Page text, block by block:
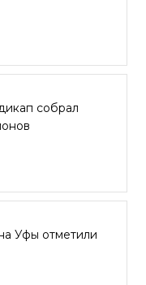
собрал
Уфы отметили